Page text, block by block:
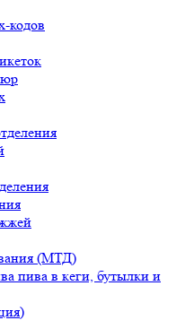
кодов
(МТД)
пива в кеги, бутылки и